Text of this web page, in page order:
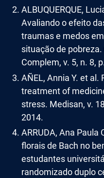
ALBUQUERQUE,
Avaliando o efeito
traumas e medos
situação de
Complem, v. 5, n. 8,
AÑEL, Annia Y. et
treatment of
stress. Medisan, v.
2014.
ARRUDA, Ana Paula
florais de Bach no
estudantes
randomizado duplo